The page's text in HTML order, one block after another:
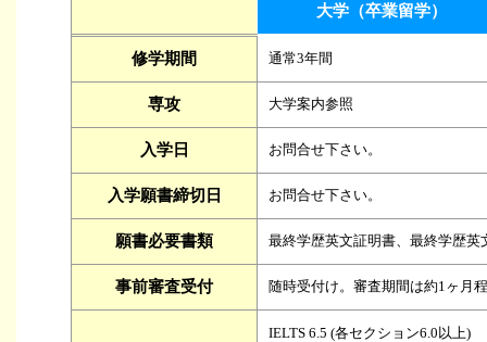
大学（卒業留学）
修学期間 通常3年間
専攻 大学案内参照
入学日 お問合せ下さい。
入学願書締切日 お問合せ下さい。
願書必要書類 最終学歴英文証明書、最終学歴
事前審査受付 随時受付け。審査期間は約1ヶ月
IELTS 6.5 (各セクション6.0以上)